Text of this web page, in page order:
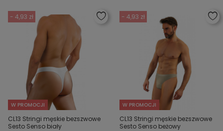
- 4,93 zł
W PROMOCJI
CL13 Stringi męskie bezszwowe
Sesto Senso biały
- 4,93 zł
W PROMOCJI
CL13 Stringi męskie bezszwowe
Sesto Senso beżowy